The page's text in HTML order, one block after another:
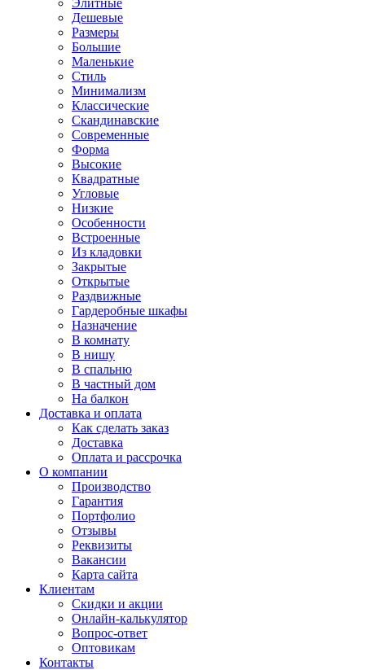
Элитные
Дешевые
Размеры
Большие
Маленькие
Стиль
Минимализм
Классические
Скандинавские
Современные
Форма
Высокие
Квадратные
Угловые
Низкие
Особенности
Встроенные
Из кладовки
Закрытые
Открытые
Раздвижные
Гардеробные шкафы
Назначение
В комнату
В нишу
В спальню
В частный дом
На балкон
Доставка и оплата
Как сделать заказ
Доставка
Оплата и рассрочка
О компании
Производство
Гарантия
Портфолио
Отзывы
Реквизиты
Вакансии
Карта сайта
Клиентам
Скидки и акции
Онлайн-калькулятор
Вопрос-ответ
Оптовикам
Контакты